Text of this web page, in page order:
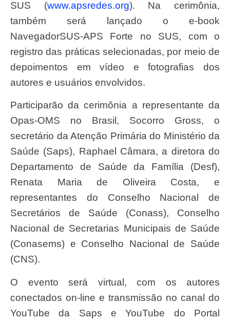
SUS (www.apsredes.org). Na cerimônia,
também será lançado o e-book
NavegadorSUS-APS Forte no SUS, com o
registro das práticas selecionadas, por meio de
depoimentos em vídeo e fotografias dos
autores e usuários envolvidos.
Participarão da cerimônia a representante da
Opas-OMS no Brasil, Socorro Gross, o
secretário da Atenção Primária do Ministério da
Saúde (Saps), Raphael Câmara, a diretora do
Departamento de Saúde da Família (Desf),
Renata Maria de Oliveira Costa, e
representantes do Conselho Nacional de
Secretários de Saúde (Conass), Conselho
Nacional de Secretarias Municipais de Saúde
(Conasems) e Conselho Nacional de Saúde
(CNS).
O evento será virtual, com os autores
conectados on-line e transmissão no canal do
YouTube da Saps e YouTube do Portal